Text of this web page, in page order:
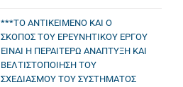
***ΤΟ ΑΝΤΙΚΕΙΜΕΝΟ ΚΑΙ Ο
ΣΚΟΠΟΣ ΤΟΥ ΕΡΕΥΝΗΤΙΚΟΥ ΕΡΓΟΥ
ΕΙΝΑΙ Η ΠΕΡΑΙΤΕΡΩ ΑΝΑΠΤΥΞΗ ΚΑΙ
ΒΕΛΤΙΣΤΟΠΟΙΗΣΗ ΤΟΥ
ΣΧΕΔΙΑΣΜΟΥ ΤΟΥ ΣΥΣΤΗΜΑΤΟΣ